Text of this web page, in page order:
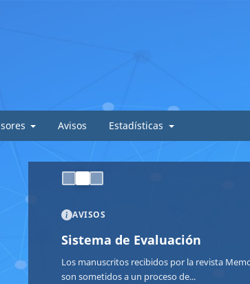
Avisos Estadísticas
AVISOS
Sistema de Evaluación
Los manuscritos recibidos por la revista
son sometidos a un proceso de...